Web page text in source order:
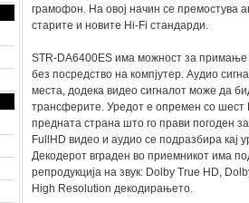
грамофон. На овој начин се премостува
старите и новите Hi-Fi стандарди.
STR-DA6400ES има можност за примање
без посредство на компјутер. Аудио
места, додека видео сигналот може да
трансферите. Уредот е опремен со шест
предната страна што го прави погоден
FullHD видео и аудио се подразбира кај
Декодерот вграден во приемникот има
репродукција на звук: Dolby True HD,
High Resolution декодирањето.